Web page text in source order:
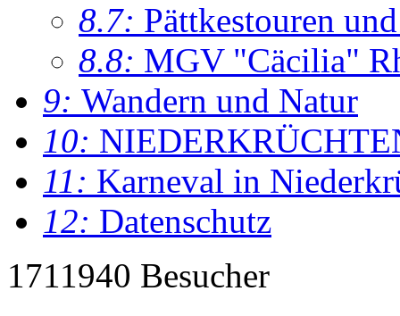
8.7: Pättkestouren
8.8: MGV "Cäcilia"
9: Wandern und Natur
10:
11: Karneval in
12: Datenschutz
1711940 Besucher